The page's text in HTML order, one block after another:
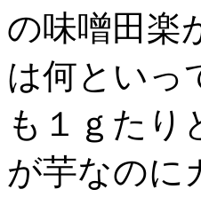
の味噌田楽
は何といっ
も１ｇたり
が芋なのに